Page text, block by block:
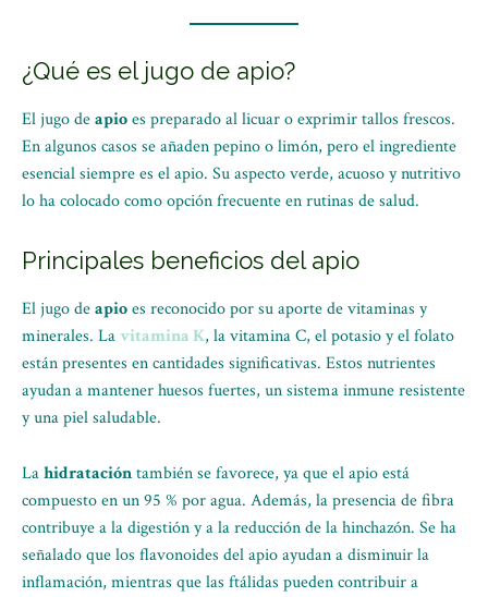
¿Qué es el jugo de apio?
El jugo deapioes preparado al licuar o exprimir tallos frescos.
En algunos casos se añaden pepino o limón, pero el ingrediente
esencial siempre es el apio. Su aspecto verde, acuoso y nutritivo
lo ha colocado como opción frecuente en rutinas de salud.
Principales beneficios del apio
El jugo deapioes reconocido por su aporte de vitaminas y
minerales. Lavitamina K, la vitamina C, el potasio y el folato
están presentes en cantidades significativas. Estos nutrientes
ayudan a mantener huesos fuertes, un sistema inmune resistente
y una piel saludable.
Lahidratacióntambién se favorece, ya que el apio está
compuesto en un 95 % por agua. Además, la presencia de fibra
contribuye a la digestión y a la reducción de la hinchazón. Se ha
señalado que los flavonoides del apio ayudan a disminuir la
inflamación, mientras que las ftálidas pueden contribuir a